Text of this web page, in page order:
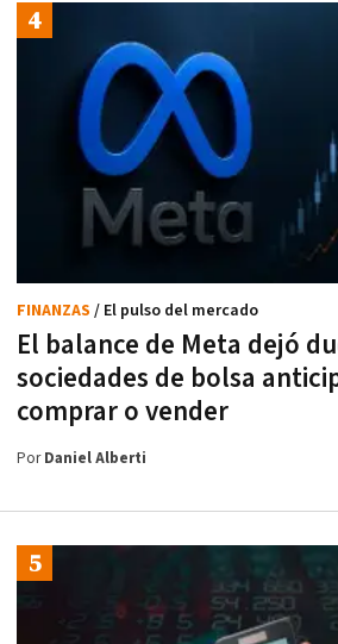
El balance de Meta dejó
sociedades de bolsa
comprar o vender
FINANZAS / El pulso del mercado
PorDaniel Alberti